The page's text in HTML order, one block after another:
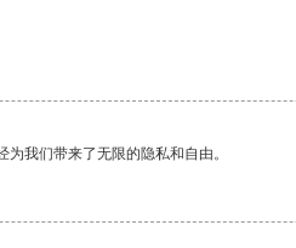
我们带来了无限的隐私和自由。